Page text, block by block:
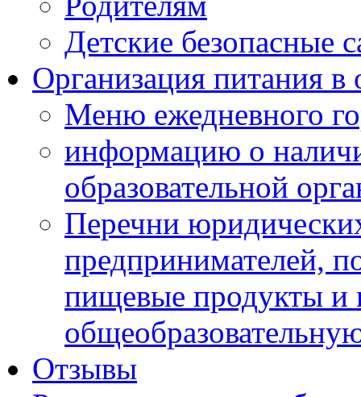
Детские безопасные
Организация питания в
Меню ежедневного
информацию о
образовательной
Перечни
предпринимателей,
пищевые продукты и
Отзывы